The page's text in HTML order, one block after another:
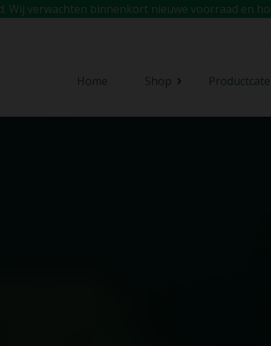
verwachten binnenkort nieuwe voorraad en
Home Shop